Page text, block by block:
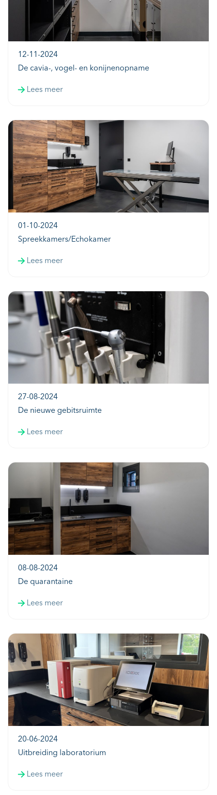
12-11-2024
De cavia-, vogel- en konijnenopname
Lees meer
01-10-2024
Spreekkamers/Echokamer
Lees meer
27-08-2024
De nieuwe gebitsruimte
Lees meer
08-08-2024
De quarantaine
Lees meer
20-06-2024
Uitbreiding laboratorium
Lees meer